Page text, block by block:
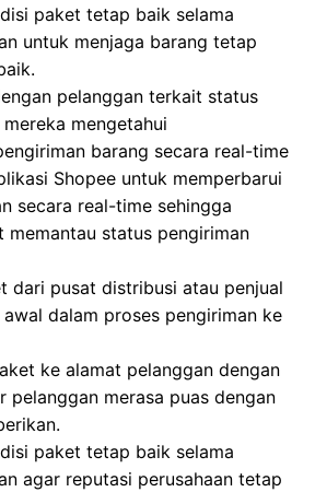
paket tetap baik selama
untuk menjaga barang tetap
pelanggan terkait status
mengetahui
barang secara real-time
Shopee untuk memperbarui
secara real-time sehingga
memantau status pengiriman
dari pusat distribusi atau penjual
dalam proses pengiriman ke
ke alamat pelanggan dengan
pelanggan merasa puas dengan
paket tetap baik selama
agar reputasi perusahaan tetap